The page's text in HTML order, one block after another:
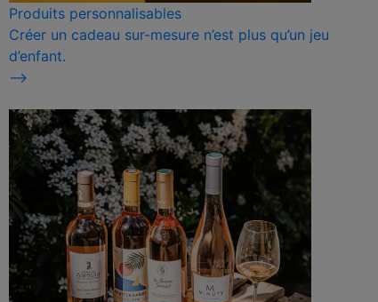
Produits personnalisables
Créer un cadeau sur-mesure n’est plus qu’un jeu
d’enfant.
⟶